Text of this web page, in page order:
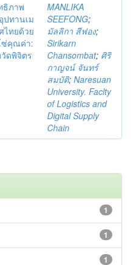
ธิภาพ
ปทานเม
ไทยด้วย
ซ่คุณค่า:
ดพิจิตร
MANLIKA
SEEFONG;
มัลลิกา สีฟอง;
Sirikarn
Chansombat; ศิริ
กาญจน์ จันทร์
สมบัติ; Naresuan
University. Faclty
of Logistics and
Digital Supply
Chain
1
1
1